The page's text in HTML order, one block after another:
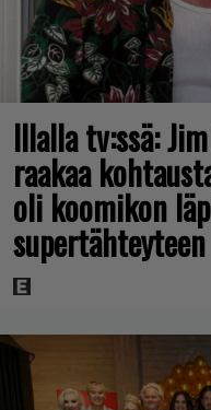
Illalla tv:ssä:
raakaa
oli koomikon
supertähteyteen